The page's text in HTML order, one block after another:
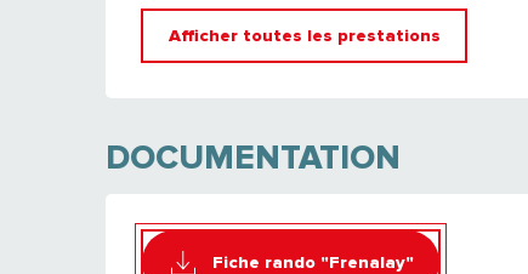
Afficher toutes les prestations
DOCUMENTATION
Fiche rando "Frenalay"